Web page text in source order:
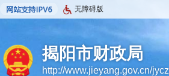
无障碍版
揭阳市财政局
http://www.jieyang.gov.cn/jycz